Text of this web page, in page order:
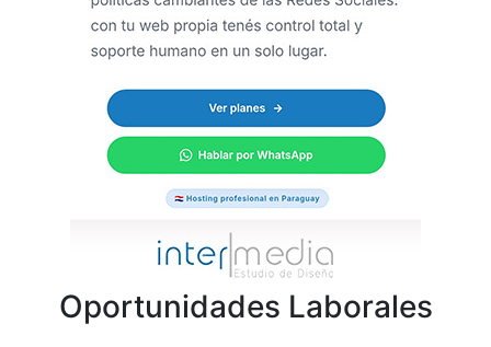
Oportunidades Laborales